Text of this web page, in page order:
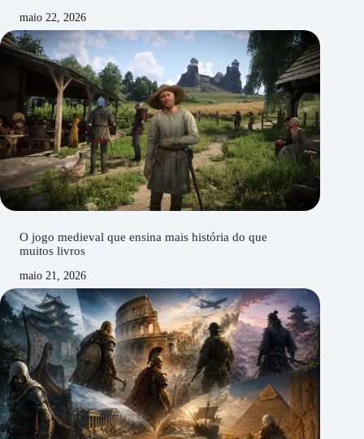
maio 22, 2026
O jogo medieval que ensina mais história do que
muitos livros
maio 21, 2026